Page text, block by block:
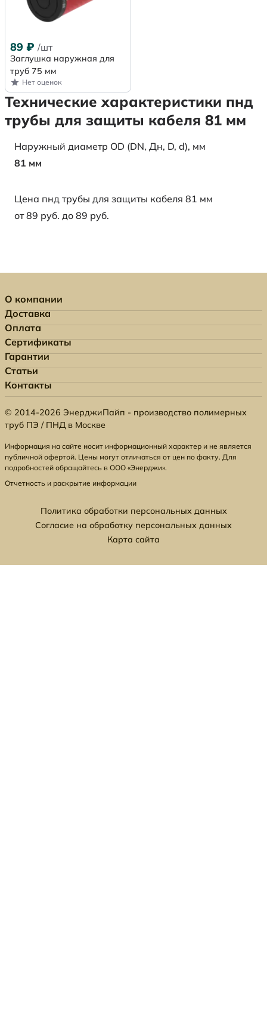
89 ₽ /шт
Заглушка наружная для
труб 75 мм
Нет оценок
Технические характеристики пнд
трубы для защиты кабеля 81 мм
Наружный диаметр OD (DN, Дн, D, d), мм
81 мм
Цена пнд трубы для защиты кабеля 81 мм
от 89 руб. до 89 руб.
О компании
Доставка
Оплата
Сертификаты
Гарантии
Статьи
Контакты
© 2014-2026 ЭнерджиПайп - производство полимерных
труб ПЭ / ПНД в Москве
Информация на сайте носит информационный характер и не является
публичной офертой. Цены могут отличаться от цен по факту. Для
подробностей обращайтесь в ООО «Энерджи».
Отчетность и раскрытие информации
Политика обработки персональных данных
Согласие на обработку персональных данных
Карта сайта